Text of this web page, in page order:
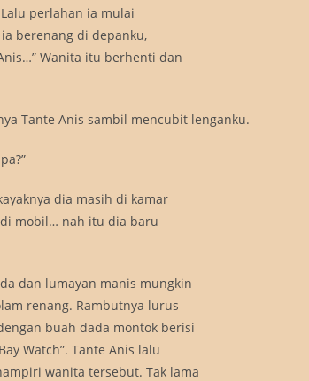
perlahan ia mulai
berenang di depanku,
Wanita itu berhenti dan
Tante Anis sambil mencubit lenganku.
dia masih di kamar
mobil… nah itu dia baru
dan lumayan manis mungkin
renang. Rambutnya lurus
buah dada montok berisi
Watch”. Tante Anis lalu
wanita tersebut. Tak lama